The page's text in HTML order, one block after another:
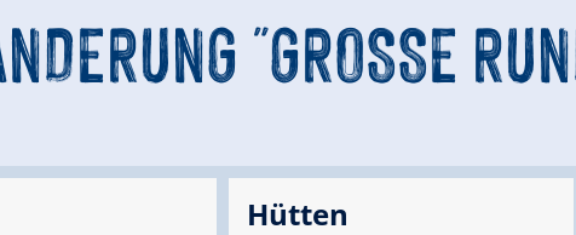
"GROSSE
Hütten